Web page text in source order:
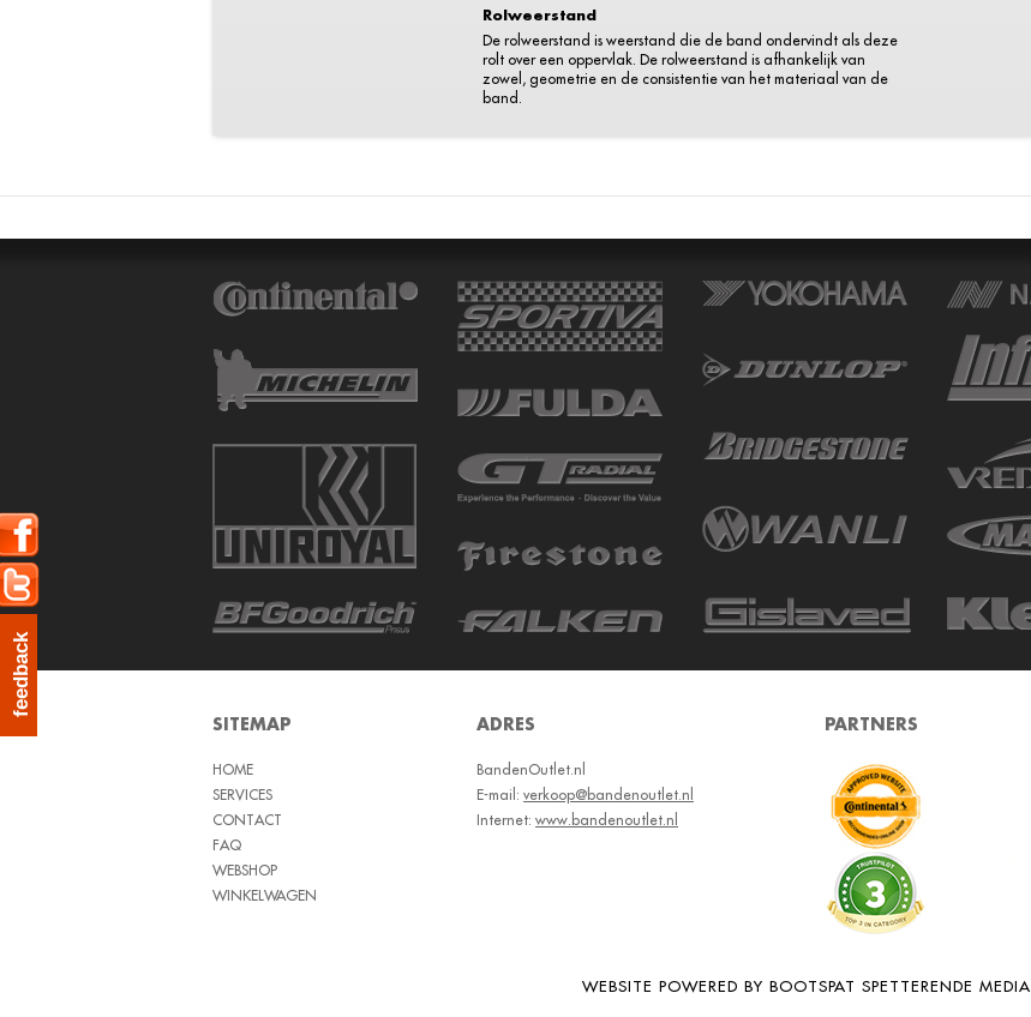
Rolweerstand
De rolweerstand is weerstand die de band ondervindt als deze
rolt over een oppervlak. De rolweerstand is afhankelijk van
zowel, geometrie en de consistentie van het materiaal van de
band.
SITEMAP
HOME
SERVICES
CONTACT
FAQ
WEBSHOP
WINKELWAGEN
ADRES
BandenOutlet.nl
E-mail: verkoop@bandenoutlet.nl
Internet: www.bandenoutlet.nl
PARTNERS
WEBSITE POWERED BY BOOTSPAT SPETTERENDE MEDIA
feedback